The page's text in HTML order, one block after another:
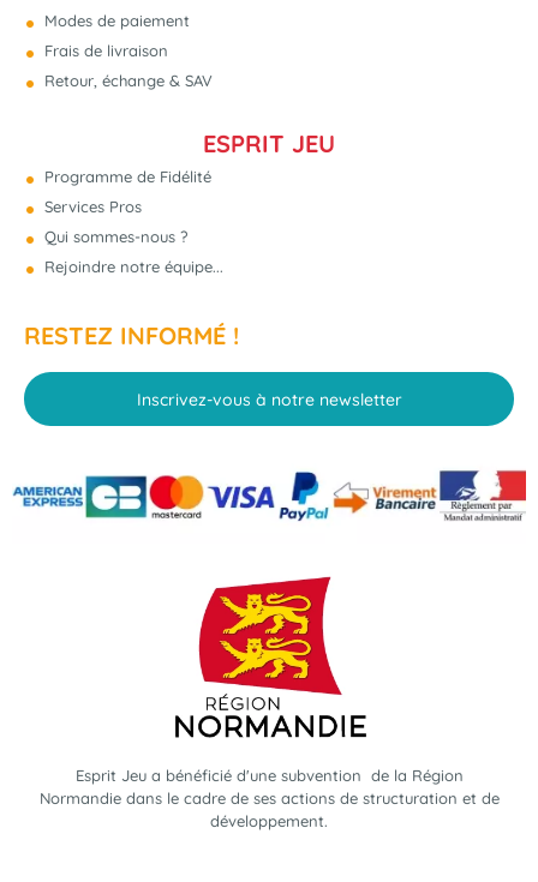
Modes de paiement
Frais de livraison
Retour, échange & SAV
ESPRIT JEU
Programme de Fidélité
Services Pros
Qui sommes-nous ?
Rejoindre notre équipe...
RESTEZ INFORMÉ !
Inscrivez-vous à notre newsletter
Esprit Jeu a bénéficié d'une subvention de la Région
Normandie dans le cadre de ses actions de structuration et de
développement.